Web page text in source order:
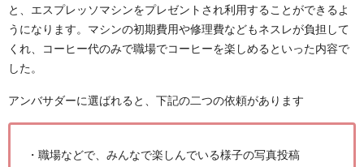
と、エスプレッソマシンをプレゼントされ利用することができるよ
うになります。マシンの初期費用や修理費などもネスレが負担して
くれ、コーヒー代のみで職場でコーヒーを楽しめるといった内容で
した。
アンバサダーに選ばれると、下記の二つの依頼があります
・職場などで、みんなで楽しんでいる様子の写真投稿